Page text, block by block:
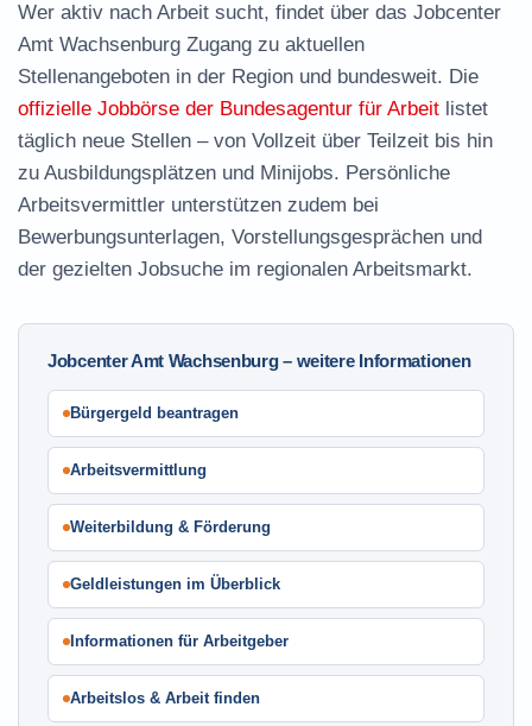
Wer aktiv nach Arbeit sucht, findet über das Jobcenter
Amt Wachsenburg Zugang zu aktuellen
Stellenangeboten in der Region und bundesweit. Die
offizielle Jobbörse der Bundesagentur für Arbeit listet
täglich neue Stellen – von Vollzeit über Teilzeit bis hin
zu Ausbildungsplätzen und Minijobs. Persönliche
Arbeitsvermittler unterstützen zudem bei
Bewerbungsunterlagen, Vorstellungsgesprächen und
der gezielten Jobsuche im regionalen Arbeitsmarkt.
Jobcenter Amt Wachsenburg – weitere Informationen
Bürgergeld beantragen
Arbeitsvermittlung
Weiterbildung & Förderung
Geldleistungen im Überblick
Informationen für Arbeitgeber
Arbeitslos & Arbeit finden